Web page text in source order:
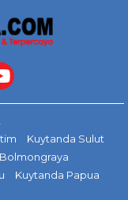
Kuytanda Sulut
Kuytanda Papua